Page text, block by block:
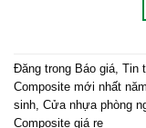
Đăng trong Báo giá, Tin
Composite mới nhất
sinh, Cửa nhựa phòng
Composite giá re